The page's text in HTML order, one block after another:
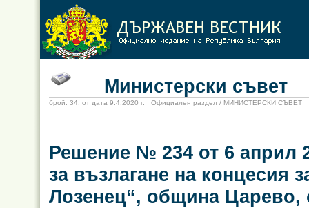
Министерски съвет
брой: 34, от дата 9.4.2020 г. Официален раздел / МИНИСТЕРСКИ СЪВЕТ
Решение № 234 от 6 април
за възлагане на концесия
Лозенец“, община Царево,